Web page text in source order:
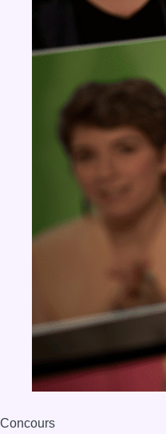
Concours